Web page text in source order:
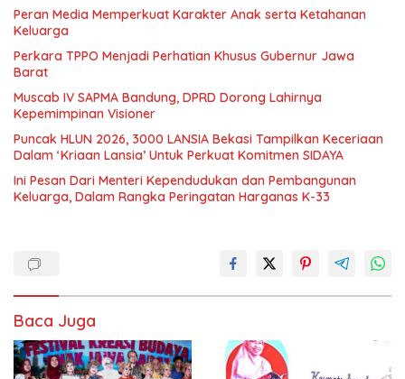
Peran Media Memperkuat Karakter Anak serta Ketahanan
Keluarga
Perkara TPPO Menjadi Perhatian Khusus Gubernur Jawa
Barat
Muscab IV SAPMA Bandung, DPRD Dorong Lahirnya
Kepemimpinan Visioner
Puncak HLUN 2026, 3000 LANSIA Bekasi Tampilkan Keceriaan
Dalam ‘Kriaan Lansia’ Untuk Perkuat Komitmen SIDAYA
Ini Pesan Dari Menteri Kependudukan dan Pembangunan
Keluarga, Dalam Rangka Peringatan Harganas K-33
Baca Juga